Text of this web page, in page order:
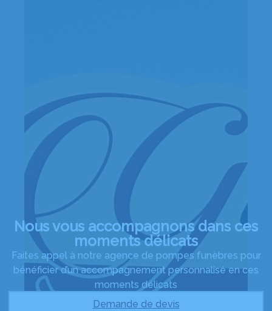
Nous vous accompagnons dans ces
moments délicats
Faites appel à notre agence de pompes funèbres pour
bénéficier d’un accompagnement personnalisé en ces
moments délicats
Demande de devis